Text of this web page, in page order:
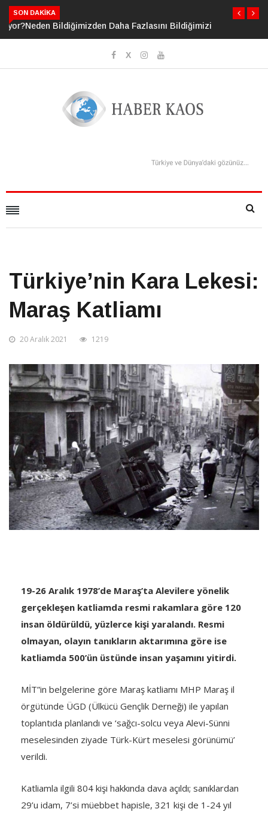
SON DAKIKA
Neden Bildiğimizden Daha Fazlasını Bildiğimizi Sanıyoruz?
Türkiye’nin Kara Lekesi:
Maraş Katliamı
20 Aralık 2021 1219
19-26 Aralık 1978’de Maraş’ta Alevilere yönelik
gerçekleşen katliamda resmi rakamlara göre 120
insan öldürüldü, yüzlerce kişi yaralandı. Resmi
olmayan, olayın tanıkların aktarımına göre ise
katliamda 500’ün üstünde insan yaşamını yitirdi.
MİT”in belgelerine göre Maraş katliamı MHP Maraş il
örgütünde ÜGD (Ülkücü Gençlik Derneği) ile yapılan
toplantıda planlandı ve ‘sağcı-solcu veya Alevi-Sünni
meselesinden ziyade Türk-Kürt meselesi görünümü’
verildi.
Katliamla ilgili 804 kişi hakkında dava açıldı; sanıklardan
29’u idam, 7’si müebbet hapisle, 321 kişi de 1-24 yıl